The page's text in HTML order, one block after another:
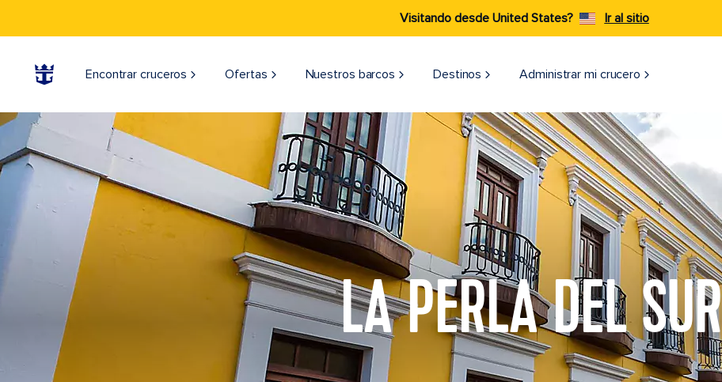
Visitando desde United States? Ir al sitio
Encontrar cruceros Ofertas Nuestros barcos Destinos Administrar mi crucero
LA PERLA DEL SUR